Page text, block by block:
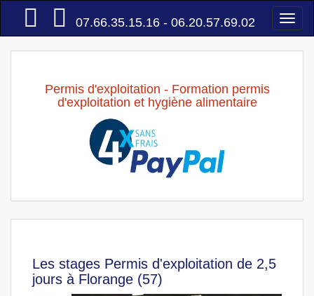
Accueil
07.66.35.15.16 - 06.20.57.69.02
Permis d'exploitation - Formation permis
d'exploitation et hygiène alimentaire
Les stages Permis d'exploitation de 2,5
jours à Florange (57)